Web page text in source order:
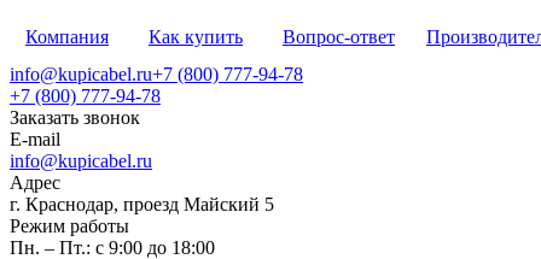
Компания Как купить Вопрос-ответ
info@kupicabel.ru+7 (800) 777-94-78
+7 (800) 777-94-78
Заказать звонок
E-mail
info@kupicabel.ru
Адрес
г. Краснодар, проезд Майский 5
Режим работы
Пн. – Пт.: с 9:00 до 18:00